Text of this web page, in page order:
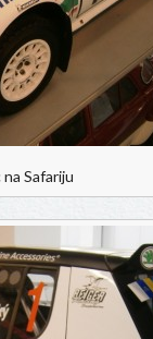
na Safariju